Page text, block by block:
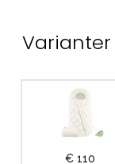
Varianter
€ 110